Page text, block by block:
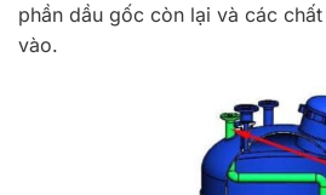
phần dầu gốc còn lại và các
vào.